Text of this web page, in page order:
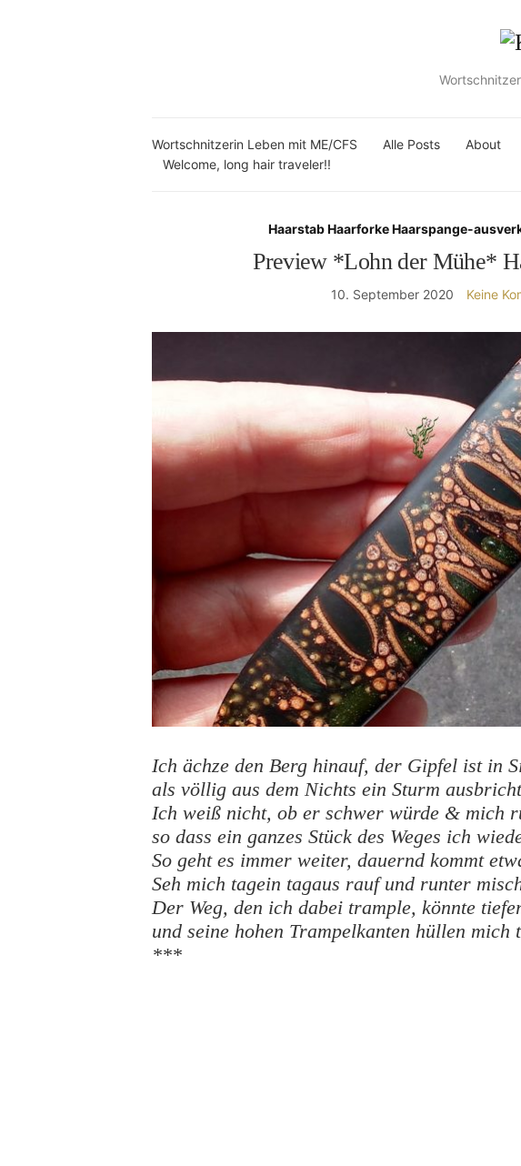
Wortschnitzerin Leben mit ME/CFS Alle Posts About
Welcome, long hair traveler!!
Haarstab Haarforke Haarspange-
Preview *Lohn der Mühe*
10. September 2020 Keine
Ich ächze den Berg hinauf, der Gipfel ist in
als völlig aus dem Nichts ein Sturm
Ich weiß nicht, ob er schwer würde & mich
so dass ein ganzes Stück des Weges ich
So geht es immer weiter, dauernd kommt
Seh mich tagein tagaus rauf und runter
Der Weg, den ich dabei trample, könnte
und seine hohen Trampelkanten hüllen mich
***